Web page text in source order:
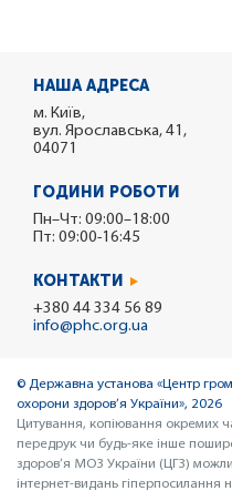
НАША АДРЕСА
м. Київ,
вул. Ярославська, 41,
04071
ГОДИНИ РОБОТИ
Пн–Чт: 09:00–18:00
Пт: 09:00-16:45
КОНТАКТИ
+380 44 334 56 89
info@phc.org.ua
© Державна установа «Центр
охорони здоров’я України», 2026
Цитування, копіювання окремих
передрук чи будь-яке інше
здоров’я МОЗ України (ЦГЗ)
інтернет-видань гіперпосилання